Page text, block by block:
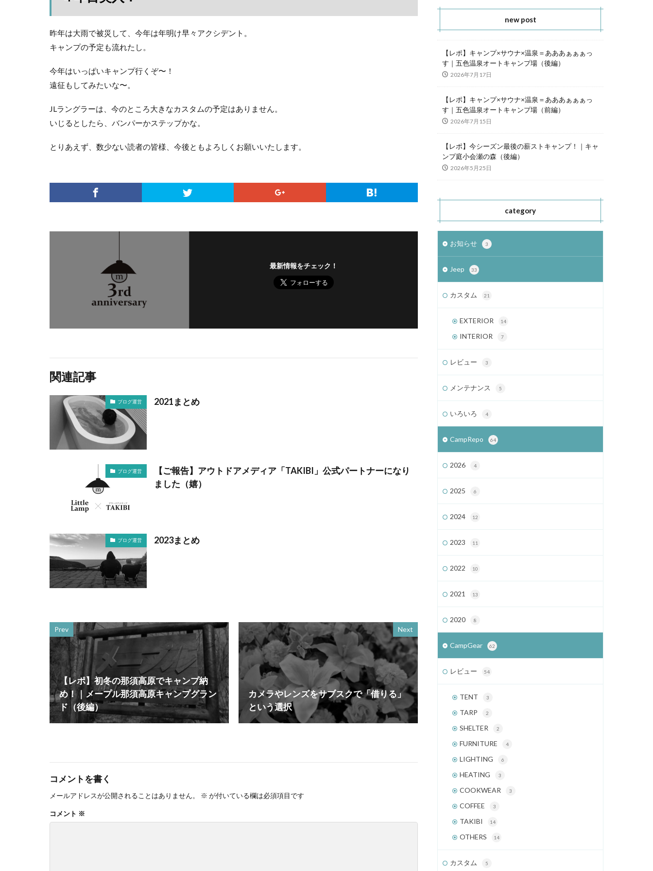
昨年は大雨で被災して、今年は年明け早々アクシデント。
キャンプの予定も流れたし。
今年はいっぱいキャンプ行くぞ〜！
遠征もしてみたいな〜。
JLラングラーは、今のところ大きなカスタムの予定はありません。
いじるとしたら、バンパーかステップかな。
とりあえず、数少ない読者の皆様、今後ともよろしくお願いいたします。
最新情報をチェック！
関連記事
ブログ運営 2021まとめ
ブログ運営
【ご報告】アウトドアメディア「TAKIBI」公式パートナーになり
ました（嬉）
ブログ運営 2023まとめ
Prev
【レポ】初冬の那須高原でキャンプ納
め！｜メープル那須高原キャンプグラン
ド（後編）
Next
カメラやレンズをサブスクで「借りる」
という選択
コメントを書く
メールアドレスが公開されることはありません。 ※ が付いている欄は必須項目です
コメント ※
new post
【レポ】キャンプ×サウナ×温泉＝あああぁぁぁっ
す｜五色温泉オートキャンプ場（後編）
2026年7月17日
【レポ】キャンプ×サウナ×温泉＝あああぁぁぁっ
す｜五色温泉オートキャンプ場（前編）
2026年7月15日
【レポ】今シーズン最後の薪ストキャンプ！｜キャ
ンプ庭小会瀬の森（後編）
2026年5月25日
category
お知らせ 3
Jeep 33
カスタム 21
EXTERIOR 14
INTERIOR 7
レビュー 3
メンテナンス 5
いろいろ 4
CampRepo 64
2026 4
2025 6
2024 12
2023 11
2022 10
2021 13
2020 8
CampGear 62
レビュー 54
TENT 3
TARP 2
SHELTER 2
FURNITURE 4
LIGHTING 6
HEATING 3
COOKWEAR 3
COFFEE 3
TAKIBI 14
OTHERS 14
カスタム 5